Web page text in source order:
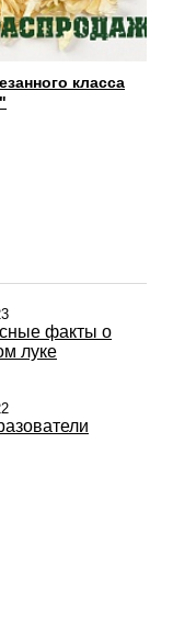
класса
факты о
луке